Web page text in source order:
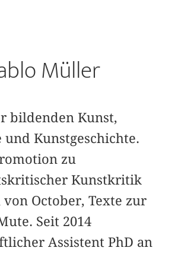
Müller
bildenden Kunst,
und Kunstgeschichte.
zu
Kunstkritik
von October, Texte zur
Seit 2014
Assistent PhD an